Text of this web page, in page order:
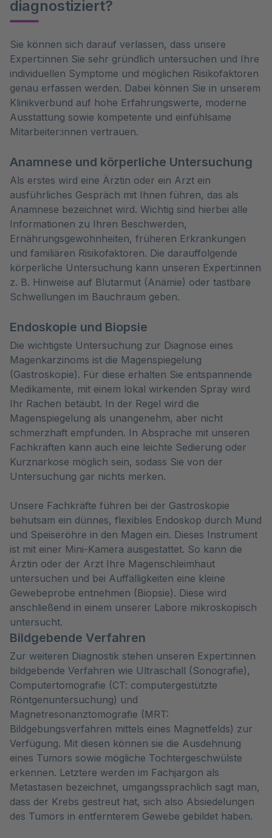
diagnostiziert?
Sie können sich darauf verlassen, dass unsere
Expert:innen Sie sehr gründlich untersuchen und Ihre
individuellen Symptome und möglichen Risikofaktoren
genau erfassen werden. Dabei können Sie in unserem
Klinikverbund auf hohe Erfahrungswerte, moderne
Ausstattung sowie kompetente und einfühlsame
Mitarbeiter:innen vertrauen.
Anamnese und körperliche Untersuchung
Als erstes wird eine Ärztin oder ein Arzt ein
ausführliches Gespräch mit Ihnen führen, das als
Anamnese bezeichnet wird. Wichtig sind hierbei alle
Informationen zu Ihren Beschwerden,
Ernährungsgewohnheiten, früheren Erkrankungen
und familiären Risikofaktoren. Die darauffolgende
körperliche Untersuchung kann unseren Expert:innen
z. B. Hinweise auf Blutarmut (Anämie) oder tastbare
Schwellungen im Bauchraum geben.
Endoskopie und Biopsie
Die wichtigste Untersuchung zur Diagnose eines
Magenkarzinoms ist die Magenspiegelung
(Gastroskopie). Für diese erhalten Sie entspannende
Medikamente, mit einem lokal wirkenden Spray wird
Ihr Rachen betäubt. In der Regel wird die
Magenspiegelung als unangenehm, aber nicht
schmerzhaft empfunden. In Absprache mit unseren
Fachkräften kann auch eine leichte Sedierung oder
Kurznarkose möglich sein, sodass Sie von der
Untersuchung gar nichts merken.
Unsere Fachkräfte führen bei der Gastroskopie
behutsam ein dünnes, flexibles Endoskop durch Mund
und Speiseröhre in den Magen ein. Dieses Instrument
ist mit einer Mini-Kamera ausgestattet. So kann die
Ärztin oder der Arzt Ihre Magenschleimhaut
untersuchen und bei Auffälligkeiten eine kleine
Gewebeprobe entnehmen (Biopsie). Diese wird
anschließend in einem unserer Labore mikroskopisch
untersucht.
Bildgebende Verfahren
Zur weiteren Diagnostik stehen unseren Expert:innen
bildgebende Verfahren wie Ultraschall (Sonografie),
Computertomografie (CT: computergestützte
Röntgenuntersuchung) und
Magnetresonanztomografie (MRT:
Bildgebungsverfahren mittels eines Magnetfelds) zur
Verfügung. Mit diesen können sie die Ausdehnung
eines Tumors sowie mögliche Tochtergeschwülste
erkennen. Letztere werden im Fachjargon als
Metastasen bezeichnet, umgangssprachlich sagt man,
dass der Krebs gestreut hat, sich also Absiedelungen
des Tumors in entfernterem Gewebe gebildet haben.